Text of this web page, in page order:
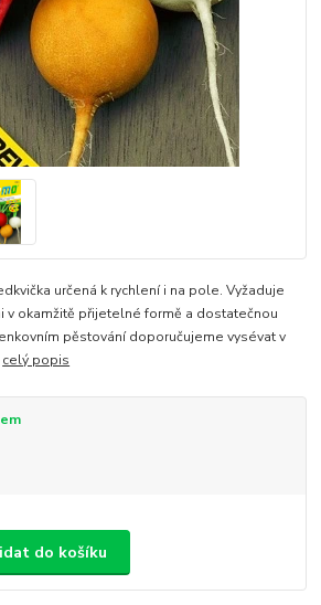
určená k rychlení i na pole. Vyžaduje
v okamžitě přijetelné formě a dostatečnou
pěstování doporučujeme vysévat v
celý popis
do košíku